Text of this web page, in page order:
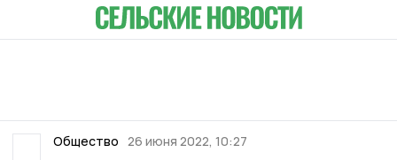
Общество 26 июня 2022, 10:27